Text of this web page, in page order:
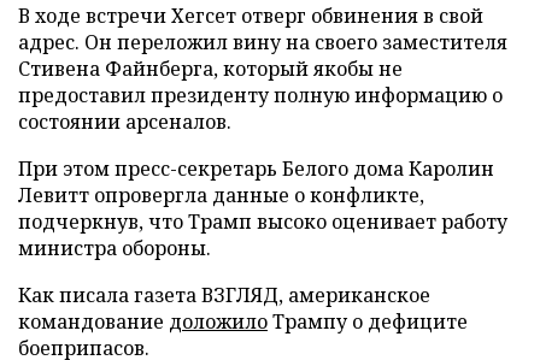
В ходе встречи Хегсет отверг обвинения в свой
адрес. Он переложил вину на своего заместителя
Стивена Файнберга, который якобы не
предоставил президенту полную информацию о
состоянии арсеналов.
При этом пресс-секретарь Белого дома Каролин
Левитт опровергла данные о конфликте,
подчеркнув, что Трамп высоко оценивает работу
министра обороны.
Как писала газета ВЗГЛЯД, американское
командование доложилоТрампу о дефиците
боеприпасов.